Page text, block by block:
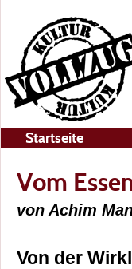
Startseite
Vom
von Achim
Von der